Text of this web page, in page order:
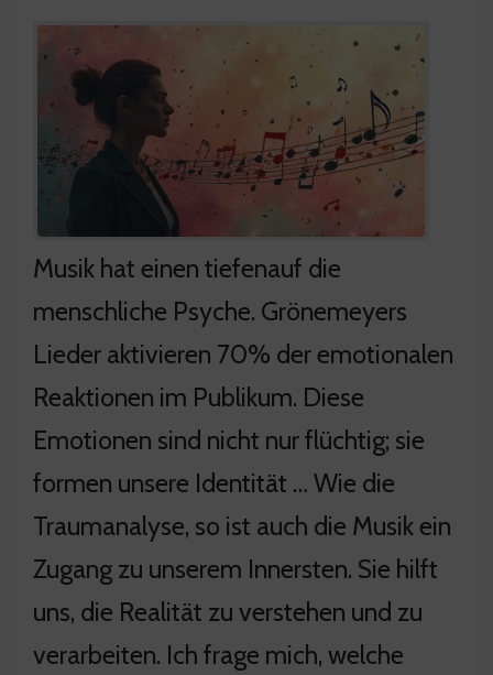
Musik hat einen tiefenauf die
menschliche Psyche. Grönemeyers
Lieder aktivieren 70% der emotionalen
Reaktionen im Publikum. Diese
Emotionen sind nicht nur flüchtig; sie
formen unsere Identität … Wie die
Traumanalyse, so ist auch die Musik ein
Zugang zu unserem Innersten. Sie hilft
uns, die Realität zu verstehen und zu
verarbeiten. Ich frage mich, welche